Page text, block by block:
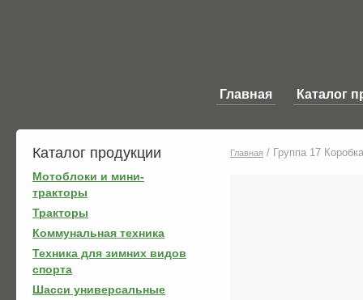
Главная Каталог
Каталог продукции
Мотоблоки и мини-
тракторы
Тракторы
Коммунальная техника
Техника для зимних видов
спорта
Шасси универсальные
Главная / Группа 17